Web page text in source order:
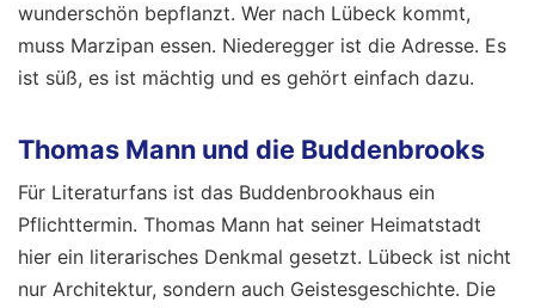
wunderschön bepflanzt. Wer nach Lübeck kommt,
muss Marzipan essen. Niederegger ist die Adresse. Es
ist süß, es ist mächtig und es gehört einfach dazu.
Thomas Mann und die Buddenbrooks
Für Literaturfans ist das Buddenbrookhaus ein
Pflichttermin. Thomas Mann hat seiner Heimatstadt
hier ein literarisches Denkmal gesetzt. Lübeck ist nicht
nur Architektur, sondern auch Geistesgeschichte. Die